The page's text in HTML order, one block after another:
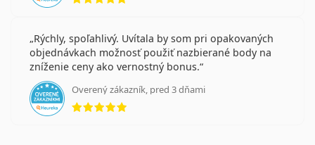
Rýchly, spoľahlivý. Uvítala by som pri opakovaných
objednávkach možnosť použiť nazbierané body na
zníženie ceny ako vernostný bonus.
Overený zákazník, pred 3 dňami
hodnotenie 5 z 5